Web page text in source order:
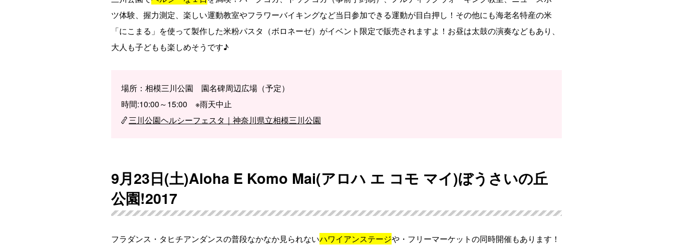
ツ体験、握力測定、楽しい運動教室やフラワーバイキングなど当日参加できる運動が目白押し！その他にも海老名特産の米
「にこまる」を使って製作した米粉パスタ（ボロネーゼ）がイベント限定で販売されますよ！お昼は太鼓の演奏などもあり、
大人も子どもも楽しめそうです♪
場所：相模三川公園 園名碑周辺広場（予定）
時間:10:00～15:00 ※雨天中止
三川公園ヘルシーフェスタ｜神奈川県立相模三川公園
9月23日(土)Aloha E Komo Mai(アロハ エ コモ マイ)ぼうさいの丘
公園!2017
フラダンス・タヒチアンダンスの普段なかなか見られないハワイアンステージや・フリーマーケットの同時開催もあります！